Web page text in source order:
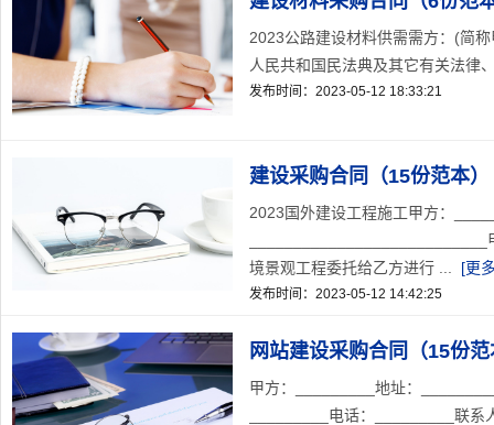
2023公路建设材料供需需方：(简
人民共和国民法典及其它有关法律
发布时间：2023-05-12 18:33:21
建设采购合同（15份范本）
2023国外建设工程施工甲方：
境景观工程委托给乙方进行 ...
[更
发布时间：2023-05-12 14:42:25
网站建设采购合同（15份
甲方：_________地址：
_________电话：_________联